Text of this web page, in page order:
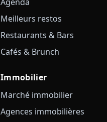
Meilleurs restos
Restaurants & Bars
Cafés & Brunch
Immobilier
Marché immobilier
Agences immobilières